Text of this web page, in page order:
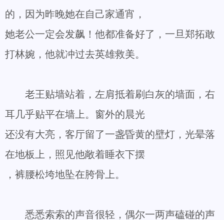
的，因为昨晚她在自己家通宵，
她老公一定会发飙！他都准备好了，一旦郑拓敢
打林婉，他就冲过去英雄救美。
老王贴墙站着，左肩抵着刷白灰的墙面，右
耳几乎贴平在墙上。窗外的晨光
还没有大亮，客厅留了一盏昏黄的壁灯，光晕落
在地板上，照见他敞着睡衣下摆
，裤腰松垮地坠在胯骨上。
悉悉索索的声音很轻，偶尔一两声磕碰的声